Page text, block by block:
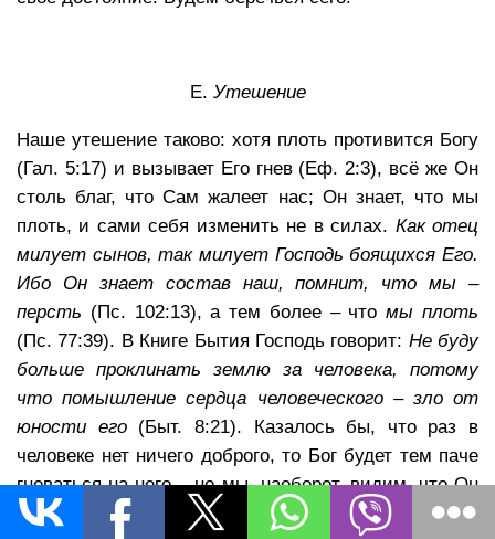
E. Утешение
Наше утешение таково: хотя плоть противится Богу
(Гал. 5:17) и вызывает Его гнев (Еф. 2:3), всё же Он
столь благ, что Сам жалеет нас; Он знает, что мы
плоть, и сами себя изменить не в силах. Как отец
милует сынов, так милует Господь боящихся Его.
Ибо Он знает состав наш, помнит, что мы –
персть (Пс. 102:13), а тем более – чтомы плоть
(Пс. 77:39). В Книге Бытия Господь говорит: Не буду
больше проклинать землю за человека, потому
что помышление сердца человеческого – зло от
юности его(Быт. 8:21). Казалось бы, что раз в
человеке нет ничего доброго, то Бог будет тем паче
гневаться на него – но мы, наоборот, видим, что Он
тем больше нас милует. И в этом, бесспорно,